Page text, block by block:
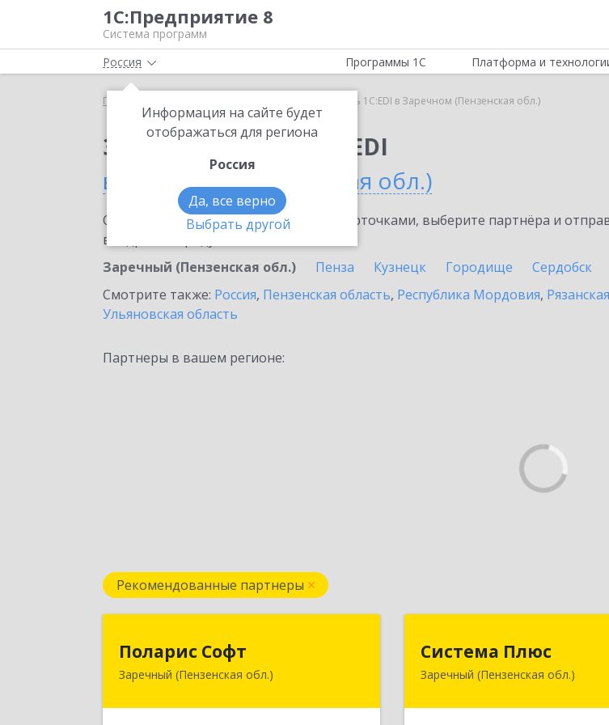
1С:Предприятие 8
Система программ
Россия
Информация на сайте будет
отображаться для региона
Россия
Да, все верно
Выбрать другой
Программы 1С Платформа и
Главная Модуль 1C:EDI в Заречном (Пензенская обл.)
Заказать Модуль 1C:EDI
в Заречном (Пензенская обл.)
Ознакомьтесь с информационными карточками, выберите партнёра и
внедрение продукта.
Заречный (Пензенская обл.)
Пенза Кузнецк Городище
Сердобск
Смотрите также: Россия, Пензенская область, Республика Мордовия,
Ульяновская область
Партнеры в вашем регионе:
Рекомендованные партнеры
Поларис Софт
Заречный (Пензенская обл.)
442960, Пензенская обл, Заречный г,
Система Плюс
Заречный (Пензенская обл.)
442960, Пензенская обл,